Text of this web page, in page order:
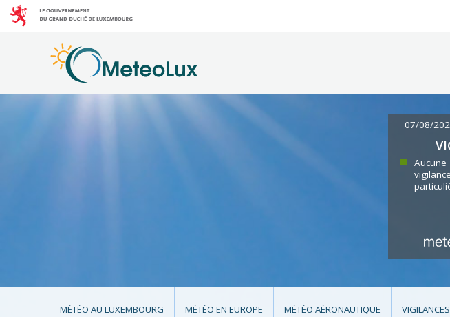
07/08/
Aucune
vigilance
MÉTÉO AU LUXEMBOURG MÉTÉO EN EUROPE MÉTÉO AÉRONAUTIQUE VIGILANCES